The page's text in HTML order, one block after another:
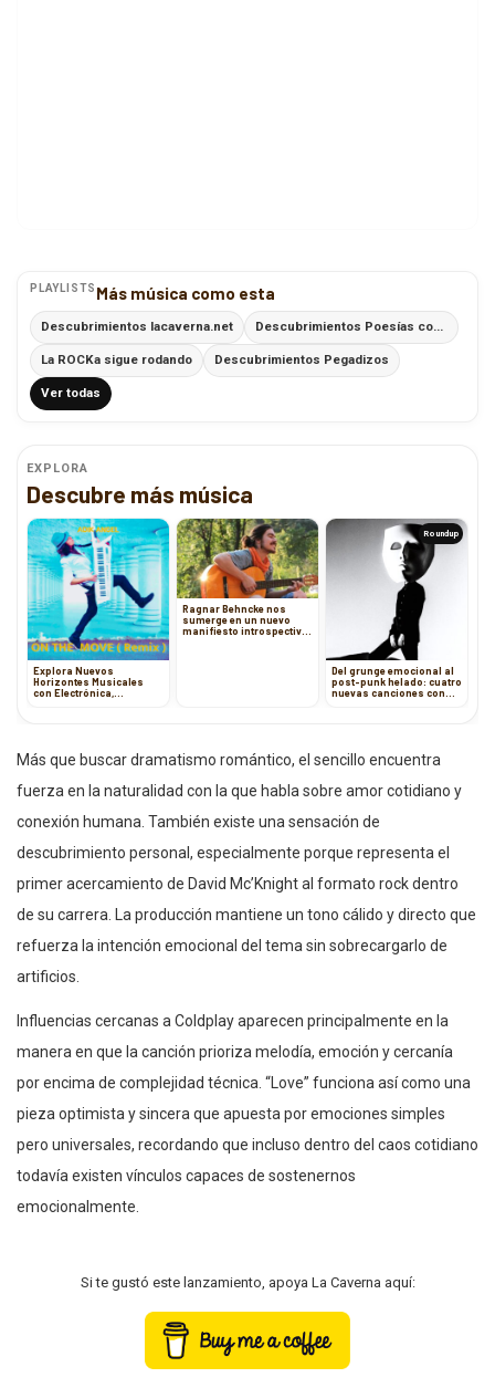
PLAYLISTS Más música como esta
Descubrimientos lacaverna.net Descubrimientos Poesías con Ritmo
La ROCKa sigue rodando Descubrimientos Pegadizos
Ver todas
EXPLORA
Descubre más música
Explora Nuevos
Horizontes Musicales
con Electrónica,
Ragnar Behncke nos
sumerge en un nuevo
manifiesto introspectivo
Roundup
Del grunge emocional al
post-punk helado: cuatro
nuevas canciones con
Más que buscar dramatismo romántico, el sencillo encuentra
fuerza en la naturalidad con la que habla sobre amor cotidiano y
conexión humana. También existe una sensación de
descubrimiento personal, especialmente porque representa el
primer acercamiento de David Mc’Knight al formato rock dentro
de su carrera. La producción mantiene un tono cálido y directo que
refuerza la intención emocional del tema sin sobrecargarlo de
artificios.
Influencias cercanas a Coldplay aparecen principalmente en la
manera en que la canción prioriza melodía, emoción y cercanía
por encima de complejidad técnica. “Love” funciona así como una
pieza optimista y sincera que apuesta por emociones simples
pero universales, recordando que incluso dentro del caos cotidiano
todavía existen vínculos capaces de sostenernos
emocionalmente.
Si te gustó este lanzamiento, apoya La Caverna aquí: